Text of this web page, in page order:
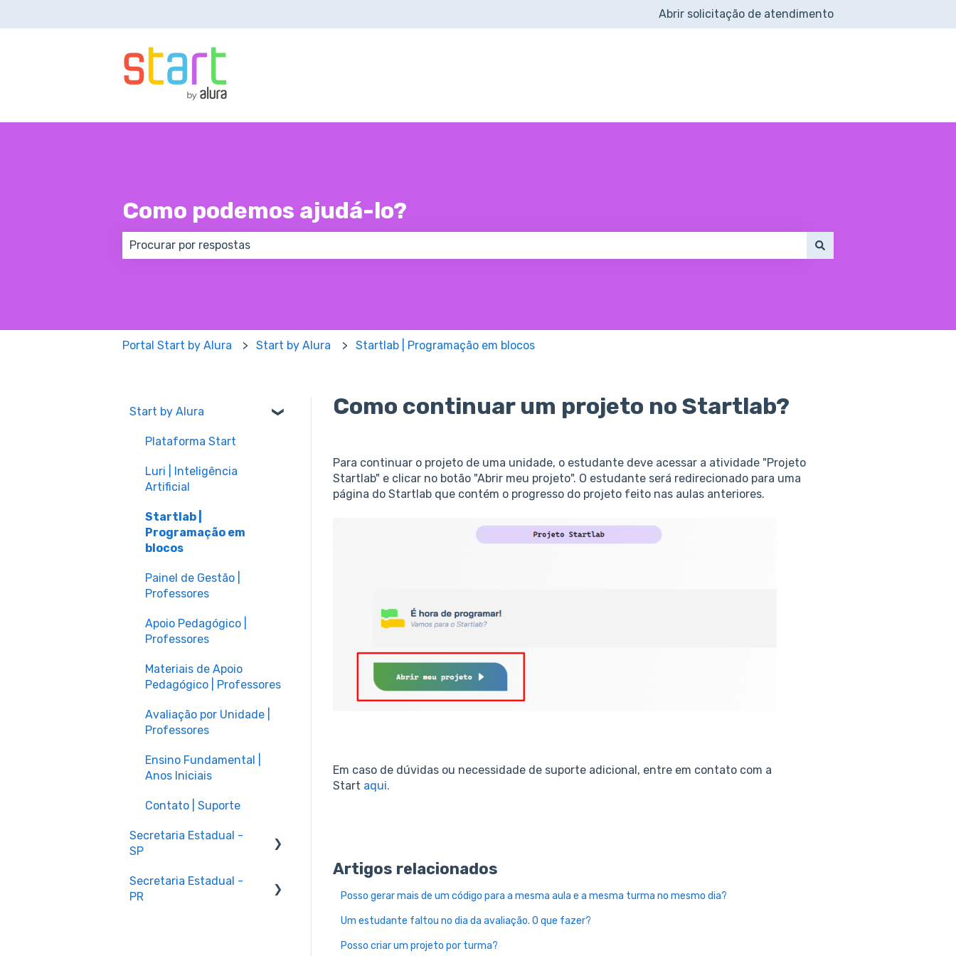
Abrir solicitação de atendimento
Como podemos ajudá-lo?
Portal Start by Alura Start by Alura Startlab | Programação em blocos
Como continuar um projeto no Startlab?
Para continuar o projeto de uma unidade, o estudante deve acessar a atividade "Projeto
Startlab" e clicar no botão "Abrir meu projeto". O estudante será redirecionado para uma
página do Startlab que contém o progresso do projeto feito nas aulas anteriores.
Em caso de dúvidas ou necessidade de suporte adicional, entre em contato com a
Start aqui.
Artigos relacionados
Posso gerar mais de um código para a mesma aula e a mesma turma no mesmo dia?
Um estudante faltou no dia da avaliação. O que fazer?
Posso criar um projeto por turma?
Start by Alura
Plataforma Start
Luri | Inteligência
Artificial
Startlab |
Programação em
blocos
Painel de Gestão |
Professores
Apoio Pedagógico |
Professores
Materiais de Apoio
Pedagógico | Professores
Avaliação por Unidade |
Professores
Ensino Fundamental |
Anos Iniciais
Contato | Suporte
Secretaria Estadual -
SP
Plataforma Start
Secretaria Estadual -
PR